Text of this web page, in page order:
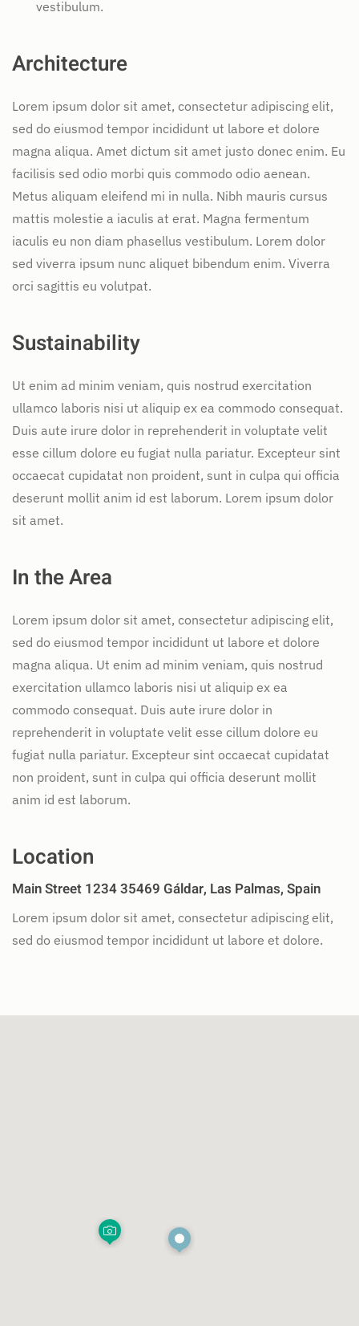
vestibulum.
Architecture
Lorem ipsum dolor sit amet, consectetur adipiscing elit,
sed do eiusmod tempor incididunt ut labore et dolore
magna aliqua. Amet dictum sit amet justo donec enim. Eu
facilisis sed odio morbi quis commodo odio aenean.
Metus aliquam eleifend mi in nulla. Nibh mauris cursus
mattis molestie a iaculis at erat. Magna fermentum
iaculis eu non diam phasellus vestibulum. Lorem dolor
sed viverra ipsum nunc aliquet bibendum enim. Viverra
orci sagittis eu volutpat.
Sustainability
Ut enim ad minim veniam, quis nostrud exercitation
ullamco laboris nisi ut aliquip ex ea commodo consequat.
Duis aute irure dolor in reprehenderit in voluptate velit
esse cillum dolore eu fugiat nulla pariatur. Excepteur sint
occaecat cupidatat non proident, sunt in culpa qui officia
deserunt mollit anim id est laborum. Lorem ipsum dolor
sit amet.
In the Area
Lorem ipsum dolor sit amet, consectetur adipiscing elit,
sed do eiusmod tempor incididunt ut labore et dolore
magna aliqua. Ut enim ad minim veniam, quis nostrud
exercitation ullamco laboris nisi ut aliquip ex ea
commodo consequat. Duis aute irure dolor in
reprehenderit in voluptate velit esse cillum dolore eu
fugiat nulla pariatur. Excepteur sint occaecat cupidatat
non proident, sunt in culpa qui officia deserunt mollit
anim id est laborum.
Location
Main Street 1234 35469 Gáldar, Las Palmas, Spain
Lorem ipsum dolor sit amet, consectetur adipiscing elit,
sed do eiusmod tempor incididunt ut labore et dolore.